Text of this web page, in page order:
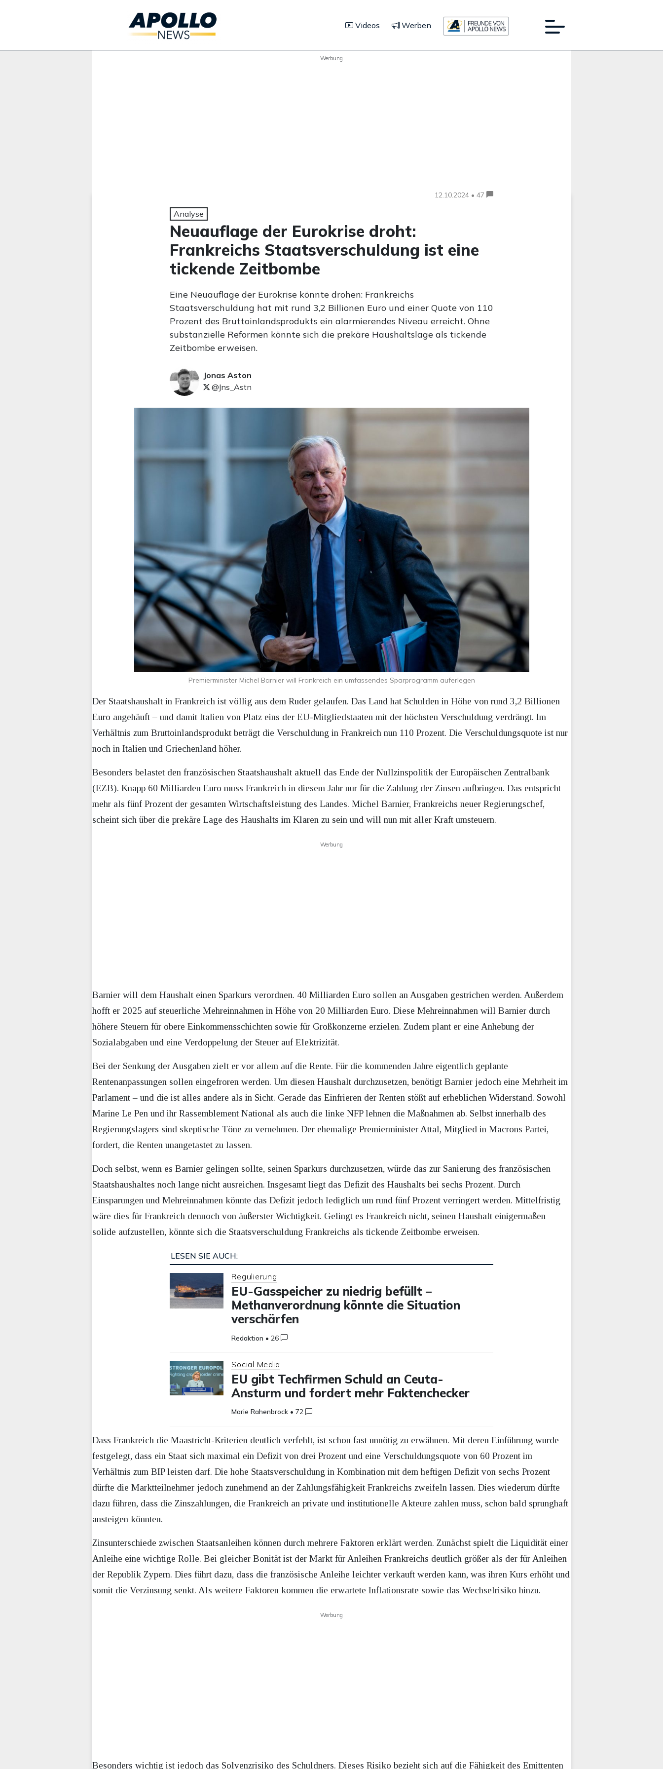
Videos Werben
Werbung
12.10.2024 • 47
Analyse
Neuauflage der Eurokrise droht:
Frankreichs Staatsverschuldung ist eine
tickende Zeitbombe
Eine Neuauflage der Eurokrise könnte drohen: Frankreichs
Staatsverschuldung hat mit rund 3,2 Billionen Euro und einer Quote von 110
Prozent des Bruttoinlandsprodukts ein alarmierendes Niveau erreicht. Ohne
substanzielle Reformen könnte sich die prekäre Haushaltslage als tickende
Zeitbombe erweisen.
Jonas Aston
@Jns_Astn
Premierminister Michel Barnier will Frankreich ein umfassendes Sparprogramm auferlegen
Der Staatshaushalt in Frankreich ist völlig aus dem Ruder gelaufen. Das Land hat Schulden in Höhe von rund 3,2 Billionen
Euro angehäuft – und damit Italien von Platz eins der EU-Mitgliedstaaten mit der höchsten Verschuldung verdrängt. Im
Verhältnis zum Bruttoinlandsprodukt beträgt die Verschuldung in Frankreich nun 110 Prozent. Die Verschuldungsquote ist nur
noch in Italien und Griechenland höher.
Besonders belastet den französischen Staatshaushalt aktuell das Ende der Nullzinspolitik der Europäischen Zentralbank
(EZB). Knapp 60 Milliarden Euro muss Frankreich in diesem Jahr nur für die Zahlung der Zinsen aufbringen. Das entspricht
mehr als fünf Prozent der gesamten Wirtschaftsleistung des Landes. Michel Barnier, Frankreichs neuer Regierungschef,
scheint sich über die prekäre Lage des Haushalts im Klaren zu sein und will nun mit aller Kraft umsteuern.
Werbung
Barnier will dem Haushalt einen Sparkurs verordnen. 40 Milliarden Euro sollen an Ausgaben gestrichen werden. Außerdem
hofft er 2025 auf steuerliche Mehreinnahmen in Höhe von 20 Milliarden Euro. Diese Mehreinnahmen will Barnier durch
höhere Steuern für obere Einkommensschichten sowie für Großkonzerne erzielen. Zudem plant er eine Anhebung der
Sozialabgaben und eine Verdoppelung der Steuer auf Elektrizität.
Bei der Senkung der Ausgaben zielt er vor allem auf die Rente. Für die kommenden Jahre eigentlich geplante
Rentenanpassungen sollen eingefroren werden. Um diesen Haushalt durchzusetzen, benötigt Barnier jedoch eine Mehrheit im
Parlament – und die ist alles andere als in Sicht. Gerade das Einfrieren der Renten stößt auf erheblichen Widerstand. Sowohl
Marine Le Pen und ihr Rassemblement National als auch die linke NFP lehnen die Maßnahmen ab. Selbst innerhalb des
Regierungslagers sind skeptische Töne zu vernehmen. Der ehemalige Premierminister Attal, Mitglied in Macrons Partei,
fordert, die Renten unangetastet zu lassen.
Doch selbst, wenn es Barnier gelingen sollte, seinen Sparkurs durchzusetzen, würde das zur Sanierung des französischen
Staatshaushaltes noch lange nicht ausreichen. Insgesamt liegt das Defizit des Haushalts bei sechs Prozent. Durch
Einsparungen und Mehreinnahmen könnte das Defizit jedoch lediglich um rund fünf Prozent verringert werden. Mittelfristig
wäre dies für Frankreich dennoch von äußerster Wichtigkeit. Gelingt es Frankreich nicht, seinen Haushalt einigermaßen
solide aufzustellen, könnte sich die Staatsverschuldung Frankreichs als tickende Zeitbombe erweisen.
LESEN SIE AUCH:
Regulierung
EU-Gasspeicher zu niedrig befüllt –
Methanverordnung könnte die Situation
verschärfen
Redaktion •26
Social Media
EU gibt Techfirmen Schuld an Ceuta-
Ansturm und fordert mehr Faktenchecker
Marie Rahenbrock •72
Dass Frankreich die Maastricht-Kriterien deutlich verfehlt, ist schon fast unnötig zu erwähnen. Mit deren Einführung wurde
festgelegt, dass ein Staat sich maximal ein Defizit von drei Prozent und eine Verschuldungsquote von 60 Prozent im
Verhältnis zum BIP leisten darf. Die hohe Staatsverschuldung in Kombination mit dem heftigen Defizit von sechs Prozent
dürfte die Marktteilnehmer jedoch zunehmend an der Zahlungsfähigkeit Frankreichs zweifeln lassen. Dies wiederum dürfte
dazu führen, dass die Zinszahlungen, die Frankreich an private und institutionelle Akteure zahlen muss, schon bald sprunghaft
ansteigen könnten.
Zinsunterschiede zwischen Staatsanleihen können durch mehrere Faktoren erklärt werden. Zunächst spielt die Liquidität einer
Anleihe eine wichtige Rolle. Bei gleicher Bonität ist der Markt für Anleihen Frankreichs deutlich größer als der für Anleihen
der Republik Zypern. Dies führt dazu, dass die französische Anleihe leichter verkauft werden kann, was ihren Kurs erhöht und
somit die Verzinsung senkt. Als weitere Faktoren kommen die erwartete Inflationsrate sowie das Wechselrisiko hinzu.
Werbung
Besonders wichtig ist jedoch das Solvenzrisiko des Schuldners. Dieses Risiko bezieht sich auf die Fähigkeit des Emittenten